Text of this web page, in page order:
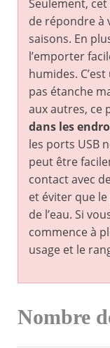
Seulement,
de répondre à
saisons. En
l’emporter
humides.
pas étanche
aux autres, ce
dans les
les ports USB
peut être
contact avec
et éviter que
de l’eau. Si
commence à
usage et le
Nombre